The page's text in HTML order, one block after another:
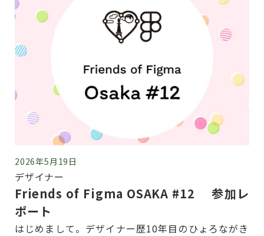
2026年5月19日
デザイナー
Friends of Figma OSAKA #12 参加レ
ポート
はじめまして。デザイナー歴10年目のひょろながき